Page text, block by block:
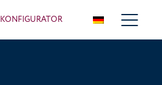
KONFIGURATOR